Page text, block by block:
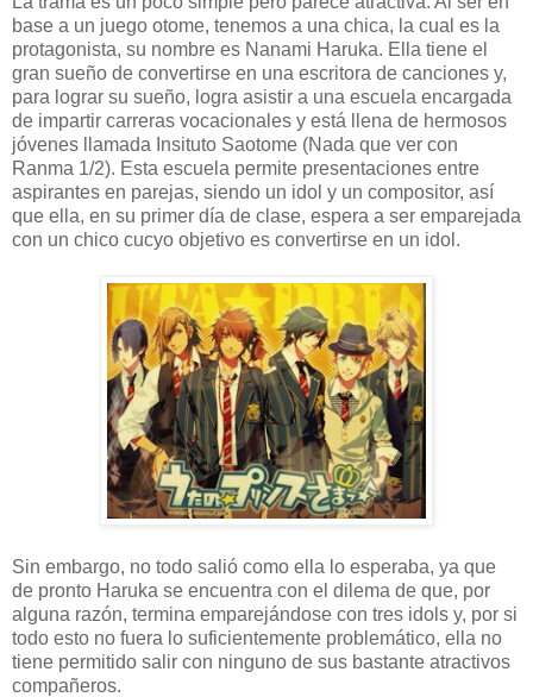
base a un juego otome, tenemos a una chica, la cual es la
protagonista, su nombre es Nanami Haruka. Ella tiene el
gran sueño de convertirse en una escritora de canciones y,
para lograr su sueño, logra asistir a una escuela encargada
de impartir carreras vocacionales y está llena de hermosos
jóvenes llamada Insituto Saotome (Nada que ver con
Ranma 1/2). Esta escuela permite presentaciones entre
aspirantes en parejas, siendo un idol y un compositor, así
que ella, en su primer día de clase, espera a ser emparejada
con un chico cucyo objetivo es convertirse en un idol.
Sin embargo, no todo salió como ella lo esperaba, ya que
de pronto Haruka se encuentra con el dilema de que, por
alguna razón, termina emparejándose con tres idols y, por si
todo esto no fuera lo suficientemente problemático, ella no
tiene permitido salir con ninguno de sus bastante atractivos
compañeros.